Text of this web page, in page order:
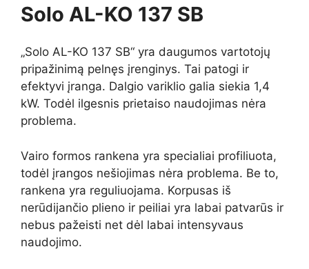
Solo AL-KO 137 SB
„Solo AL-KO 137 SB“ yra daugumos vartotojų
pripažinimą pelnęs įrenginys. Tai patogi ir
efektyvi įranga. Dalgio variklio galia siekia 1,4
kW. Todėl ilgesnis prietaiso naudojimas nėra
problema.
Vairo formos rankena yra specialiai profiliuota,
todėl įrangos nešiojimas nėra problema. Be to,
rankena yra reguliuojama. Korpusas iš
nerūdijančio plieno ir peiliai yra labai patvarūs ir
nebus pažeisti net dėl ​​labai intensyvaus
naudojimo.